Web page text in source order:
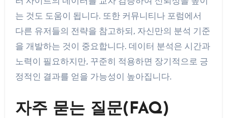
는 것도 도움이 됩니다. 또한 커뮤니티나 포럼에서
다른 유저들의 전략을 참고하되, 자신만의 분석 기준
을 개발하는 것이 중요합니다. 데이터 분석은 시간과
노력이 필요하지만, 꾸준히 적용하면 장기적으로 긍
정적인 결과를 얻을 가능성이 높아집니다.
자주 묻는 질문(FAQ)